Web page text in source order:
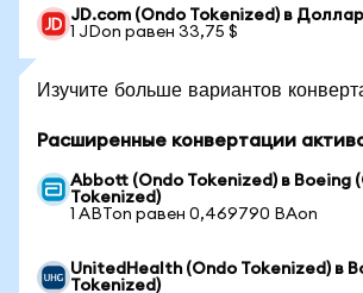
JD.com (Ondo Tokenized) в
1 JDon равен 33,75 $
Изучите больше вариантов
Расширенные конвертации
Abbott (Ondo Tokenized) в Boeing
Tokenized)
1 ABTon равен 0,469790 BAon
UnitedHealth (Ondo Tokenized) в
Tokenized)